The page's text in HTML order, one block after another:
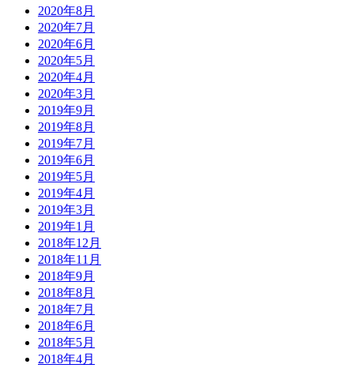
2020年8月
2020年7月
2020年6月
2020年5月
2020年4月
2020年3月
2019年9月
2019年8月
2019年7月
2019年6月
2019年5月
2019年4月
2019年3月
2019年1月
2018年12月
2018年11月
2018年9月
2018年8月
2018年7月
2018年6月
2018年5月
2018年4月